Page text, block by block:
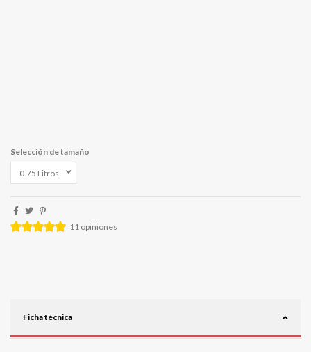
Selección de tamaño
11 opiniones
Ficha técnica